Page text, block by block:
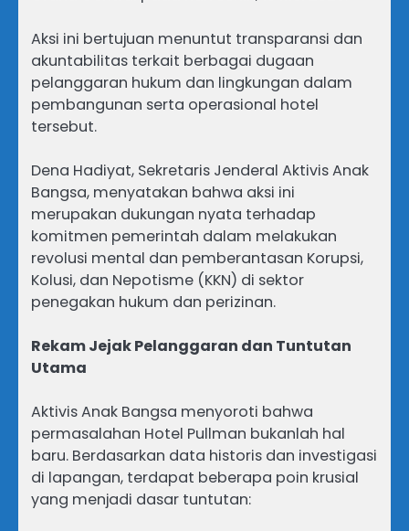
Aksi ini bertujuan menuntut transparansi dan
akuntabilitas terkait berbagai dugaan
pelanggaran hukum dan lingkungan dalam
pembangunan serta operasional hotel
tersebut.
Dena Hadiyat, Sekretaris Jenderal Aktivis Anak
Bangsa, menyatakan bahwa aksi ini
merupakan dukungan nyata terhadap
komitmen pemerintah dalam melakukan
revolusi mental dan pemberantasan Korupsi,
Kolusi, dan Nepotisme (KKN) di sektor
penegakan hukum dan perizinan.
Rekam Jejak Pelanggaran dan Tuntutan
Utama
Aktivis Anak Bangsa menyoroti bahwa
permasalahan Hotel Pullman bukanlah hal
baru. Berdasarkan data historis dan investigasi
di lapangan, terdapat beberapa poin krusial
yang menjadi dasar tuntutan: